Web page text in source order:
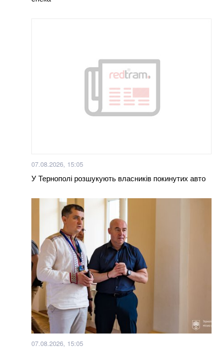
Залишилося мало часу: розвідка США шокувала
новим прогнозом щодо нападу Путіна на НАТО
Вже 24 серпня українці отримають грошову
допомогу: хто у списку
Чому Зеленський призначив Умєрова главою СЗР і
що буде далі (ФОТО)
Більше новин
07.08.2026, 15:05
У Тернополі розшукують власників покинутих авто
07.08.2026, 15:05